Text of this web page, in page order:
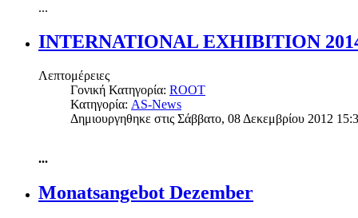
...
INTERNATIONAL EXHIBITION
Λεπτομέρειες
Γονική Κατηγορία: ROOT
Κατηγορία: AS-News
Δημιουργηθηκε στις Σάββατο, 08 Δεκεμβρίου 2012
...
Monatsangebot Dezember